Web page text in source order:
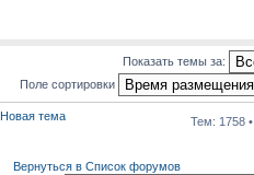
Показать темы за:
Поле сортировки
Новая тема Тем: 1758 •
Вернуться в Список форумов